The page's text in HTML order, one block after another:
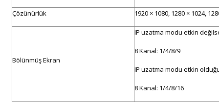
Çözünürlük 1920 × 1080, 1280 × 1024,
Bölünmüş Ekran
IP uzatma modu etkin
8 Kanal: 1/4/8/9
IP uzatma modu etkin
8 Kanal: 1/4/8/16